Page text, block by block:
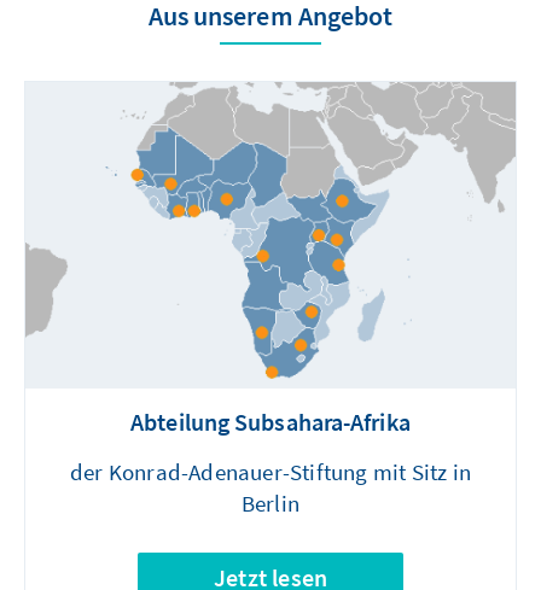
Aus unserem Angebot
Abteilung Subsahara-Afrika
der Konrad-Adenauer-Stiftung mit Sitz in
Berlin
Jetzt lesen